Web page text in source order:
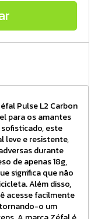
Pulse L2 Carbon
para os amantes
este
leve e resistente,
durante
de apenas 18g,
significa que não
Além disso,
acesse facilmente
o um